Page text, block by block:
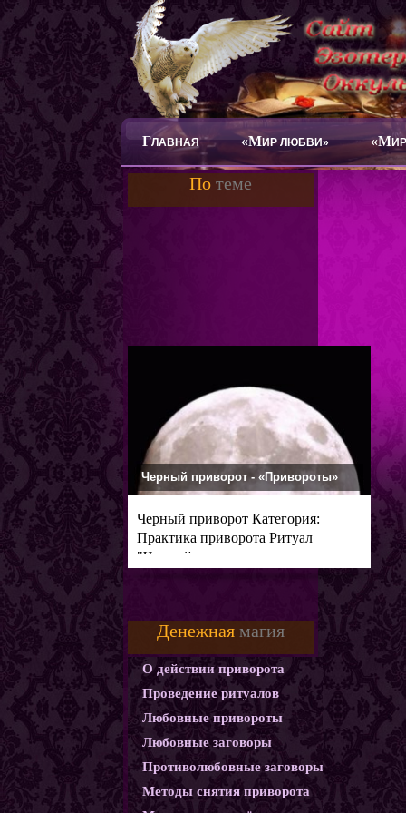
ГЛАВНАЯ «МИР ЛЮБВИ» «М
По теме
Черный приворот - «Привороты»
Черный приворот Категория:
Практика приворота Ритуал
"Черный
Денежная магия
О действии приворота
Проведение ритуалов
Любовные привороты
Любовные заговоры
Противолюбовные заговоры
Методы снятия приворота